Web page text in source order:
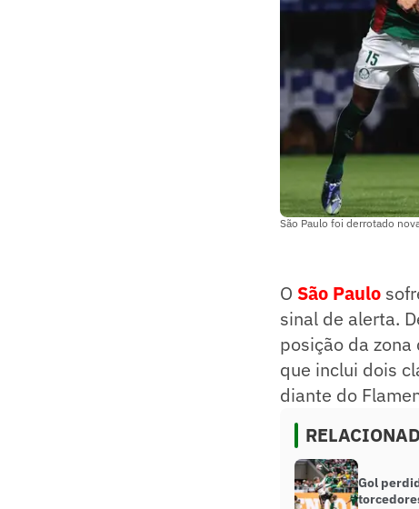
São Paulo foi derrotado
O São Paulo
sinal de alerta.
posição da
que inclui dois
diante do
Gol